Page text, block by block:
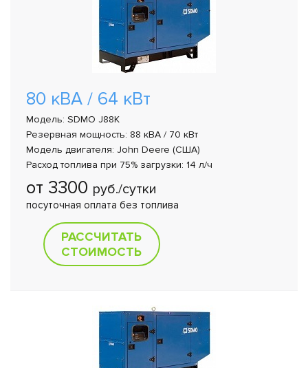
80 кВА / 64 кВт
Модель: SDMO J88K
Резервная мощность: 88 кВА / 70 кВт
Модель двигателя: John Deere (США)
Расход топлива при 75% загрузки: 14 л/ч
от 3300 руб./сутки
посуточная оплата без топлива
РАССЧИТАТЬ
СТОИМОСТЬ